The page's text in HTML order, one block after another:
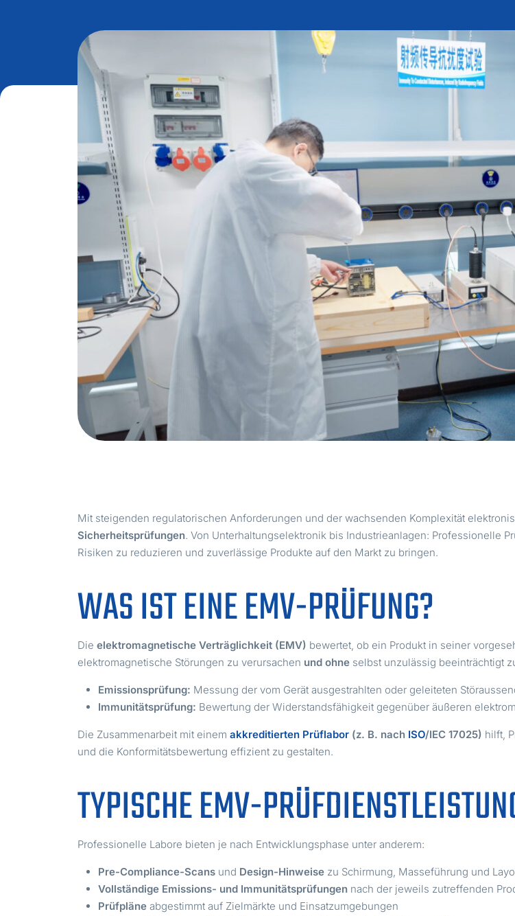
Mit steigenden regulatorischen Anforderungen und der wachsenden Komplexität
Sicherheitsprüfungen. Von Unterhaltungselektronik bis Industrieanlagen: Professionelle
Risiken zu reduzieren und zuverlässige Produkte auf den Markt zu bringen.
WAS IST EINE EMV-PRÜFUNG?
Dieelektromagnetische Verträglichkeit (EMV) bewertet, ob ein Produkt in seiner
elektromagnetische Störungen zu verursachen und ohne selbst unzulässig beeinträchtigt
Emissionsprüfung: Messung der vom Gerät ausgestrahlten oder geleiteten
Immunitätsprüfung: Bewertung der Widerstandsfähigkeit gegenüber äußeren
Die Zusammenarbeit mit einemakkreditierten Prüflabor (z. B. nach ISO/IEC 17025) hilft,
und die Konformitätsbewertung effizient zu gestalten.
TYPISCHE EMV-
Professionelle Labore bieten je nach Entwicklungsphase unter anderem:
Pre-Compliance-Scans und Design-Hinweise zu Schirmung, Masseführung und
Vollständige Emissions- und Immunitätsprüfungen nach der jeweils zutreffenden
Prüfpläne abgestimmt auf Zielmärkte und Einsatzumgebungen